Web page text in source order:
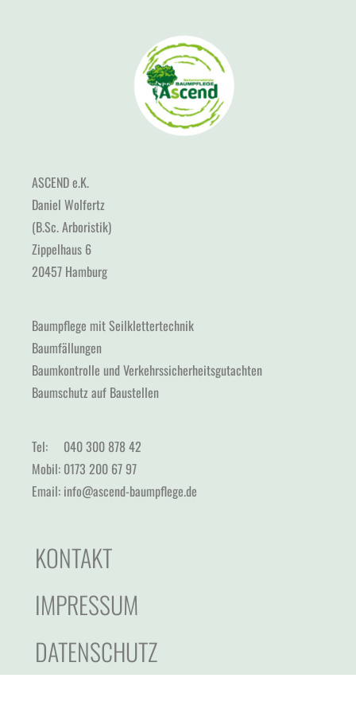
ASCEND e.K.
Daniel Wolfertz
(B.Sc. Arboristik)
Zippelhaus 6
20457 Hamburg
Baumpflege mit Seilklettertechnik
Baumfällungen
Baumkontrolle und Verkehrssicherheitsgutachten
Baumschutz auf Baustellen
Tel: 040 300 878 42
Mobil: 0173 200 67 97
Email: info@ascend-baumpflege.de
KONTAKT
IMPRESSUM
DATENSCHUTZ